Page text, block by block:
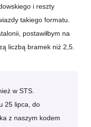
i reszty
takiego formatu.
postawiłbym na
liczbą bramek niż 2,5.
w STS.
25 lipca, do
z naszym kodem